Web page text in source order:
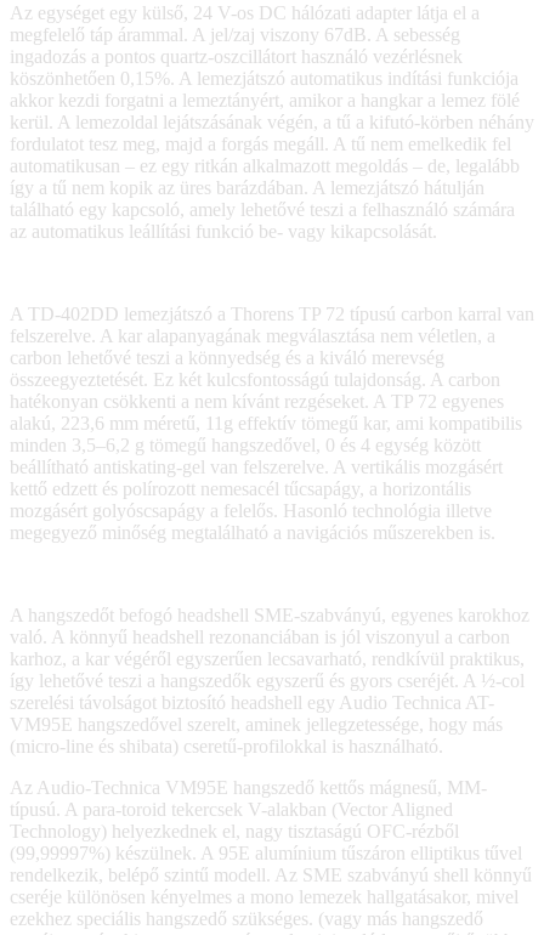
Az egységet egy külső, 24 V-os DC hálózati adapter látja el a
megfelelő táp árammal. A jel/zaj viszony 67dB. A sebesség
ingadozás a pontos quartz-oszcillátort használó vezérlésnek
köszönhetően 0,15%. A lemezjátszó automatikus indítási funkciója
akkor kezdi forgatni a lemeztányért, amikor a hangkar a lemez fölé
kerül. A lemezoldal lejátszásának végén, a tű a kifutó-körben néhány
fordulatot tesz meg, majd a forgás megáll. A tű nem emelkedik fel
automatikusan – ez egy ritkán alkalmazott megoldás – de, legalább
így a tű nem kopik az üres barázdában. A lemezjátszó hátulján
található egy kapcsoló, amely lehetővé teszi a felhasználó számára
az automatikus leállítási funkció be- vagy kikapcsolását.
A TD-402DD lemezjátszó a Thorens TP 72 típusú carbon karral van
felszerelve. A kar alapanyagának megválasztása nem véletlen, a
carbon lehetővé teszi a könnyedség és a kiváló merevség
összeegyeztetését. Ez két kulcsfontosságú tulajdonság. A carbon
hatékonyan csökkenti a nem kívánt rezgéseket. A TP 72 egyenes
alakú, 223,6 mm méretű, 11g effektív tömegű kar, ami kompatibilis
minden 3,5–6,2 g tömegű hangszedővel, 0 és 4 egység között
beállítható antiskating-gel van felszerelve. A vertikális mozgásért
kettő edzett és polírozott nemesacél tűcsapágy, a horizontális
mozgásért golyóscsapágy a felelős. Hasonló technológia illetve
megegyező minőség megtalálható a navigációs műszerekben is.
A hangszedőt befogó headshell SME-szabványú, egyenes karokhoz
való. A könnyű headshell rezonanciában is jól viszonyul a carbon
karhoz, a kar végéről egyszerűen lecsavarható, rendkívül praktikus,
így lehetővé teszi a hangszedők egyszerű és gyors cseréjét. A ½-col
szerelési távolságot biztosító headshell egy Audio Technica AT-
VM95E hangszedővel szerelt, aminek jellegzetessége, hogy más
(micro-line és shibata) cseretű-profilokkal is használható.
Az Audio-Technica VM95E hangszedő kettős mágnesű, MM-
típusú. A para-toroid tekercsek V-alakban (Vector Aligned
Technology) helyezkednek el, nagy tisztaságú OFC-rézből
(99,99997%) készülnek. A 95E alumínium tűszáron elliptikus tűvel
rendelkezik, belépő szintű modell. Az SME szabványú shell könnyű
cseréje különösen kényelmes a mono lemezek hallgatásakor, mivel
ezekhez speciális hangszedő szükséges. (vagy más hangszedő